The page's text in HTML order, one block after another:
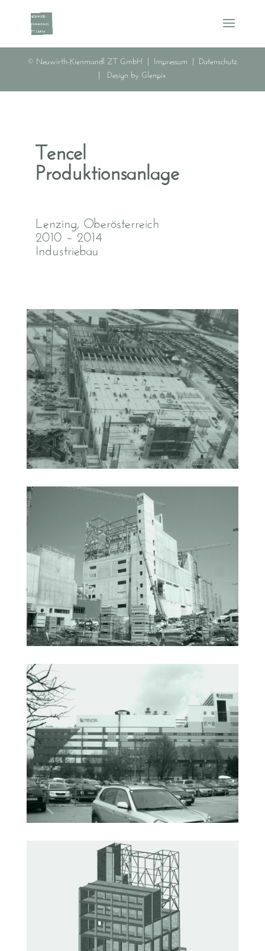
© Neuwirth-Kienmandl ZT GmbH | Impressum
Datenschutz
Design by Glenpix
Tencel
Produktionsanlage
Lenzing, Oberösterreich
2010 – 2014
Industriebau